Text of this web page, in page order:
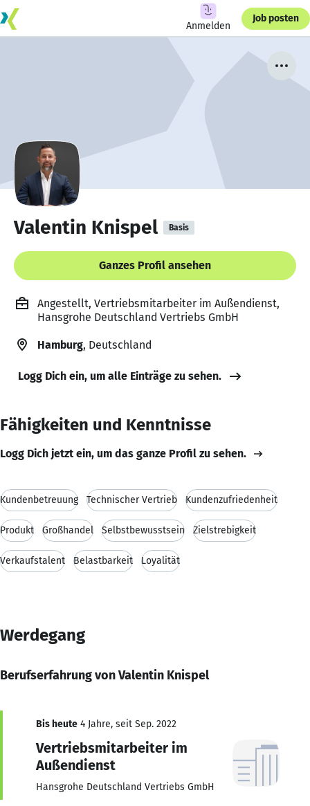
Anmelden
Job posten
Valentin Knispel Basis
Ganzes Profil ansehen
Angestellt, Vertriebsmitarbeiter im Außendienst,
Hansgrohe Deutschland Vertriebs GmbH
Hamburg, Deutschland
Logg Dich ein, um alle Einträge zu sehen.
Fähigkeiten und Kenntnisse
Logg Dich jetzt ein, um das ganze Profil zu sehen.
Kundenbetreuung Technischer Vertrieb Kundenzufriedenheit
Produkt Großhandel Selbstbewusstsein Zielstrebigkeit
Verkaufstalent Belastbarkeit Loyalität
Werdegang
Berufserfahrung von Valentin Knispel
Bis heute 4 Jahre, seit Sep. 2022
Vertriebsmitarbeiter im
Außendienst
Hansgrohe Deutschland Vertriebs GmbH